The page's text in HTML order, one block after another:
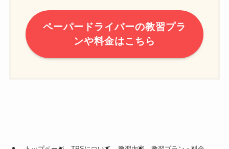
ペーパードライバーの教習プラ
ンや料金はこちら